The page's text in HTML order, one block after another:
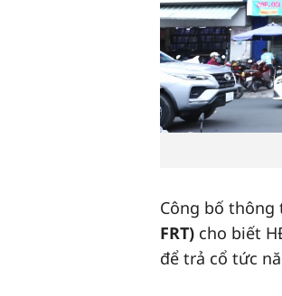
Công bố thông
FRT) cho biết
để trả cổ tức